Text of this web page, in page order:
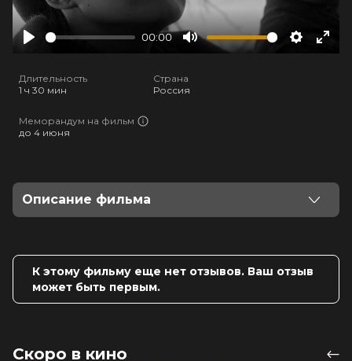
Play
00:00
Mute Settings
Длительность
1 ч 30 мин
Страна
Россия
Меморандум на фильм
до 4 июня
Описание фильма
предков. Он окунается в воспоминания об ужасных
событиях детства и вскоре обращает внимание на
странного соседа, который, как выяснится, скрывает
страшную тайну.
К этому фильму еще нет отзывов. Ваш отзыв
может быть первым.
Скоро в кино